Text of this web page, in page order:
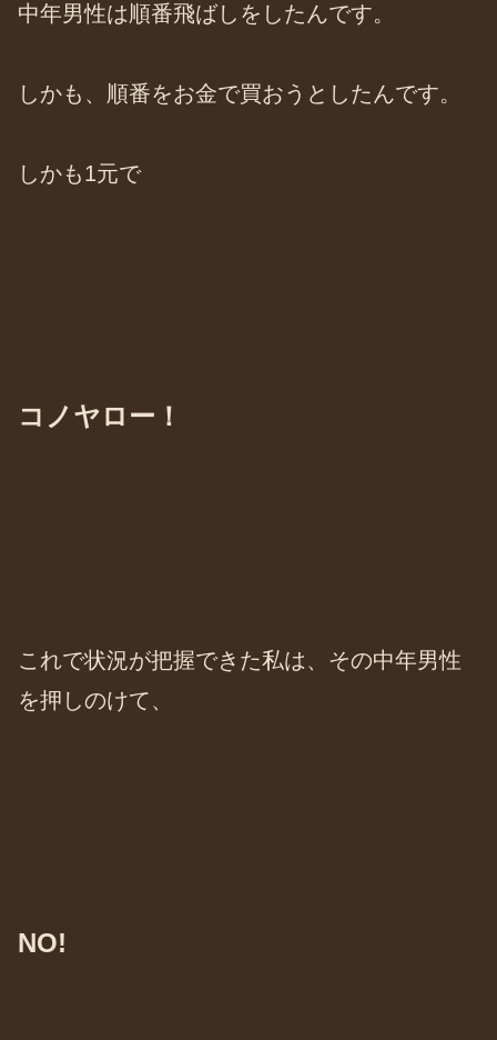
中年男性は順番飛ばしをしたんです。
しかも、順番をお金で買おうとしたんです。
しかも1元で
コノヤロー！
これで状況が把握できた私は、その中年男性
を押しのけて、
NO!